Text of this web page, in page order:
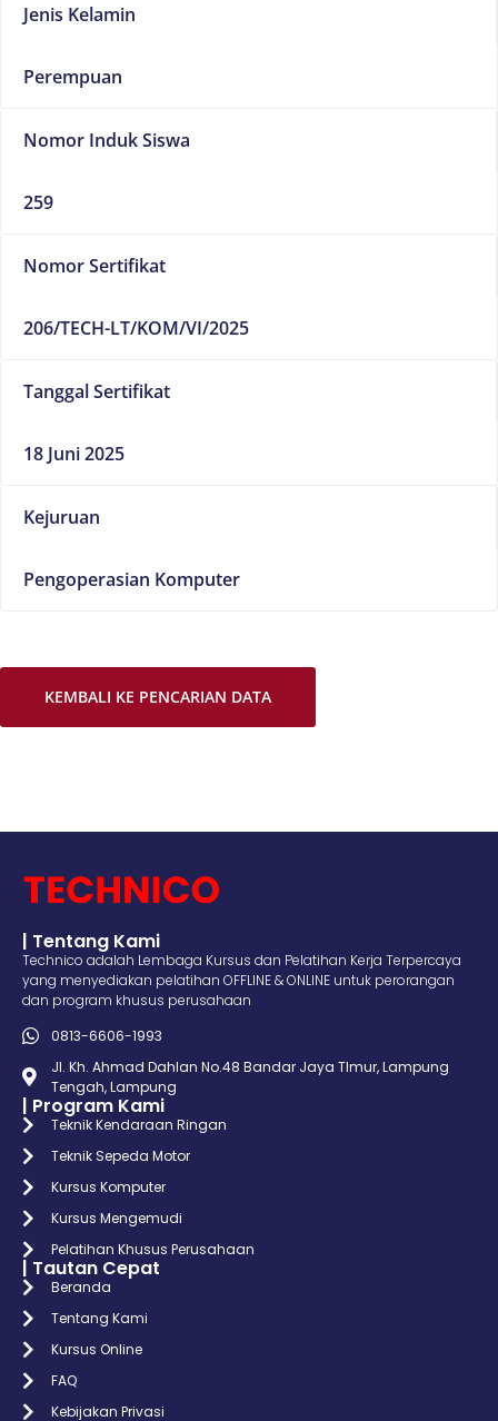
Jenis Kelamin
Perempuan
Nomor Induk Siswa
259
Nomor Sertifikat
206/TECH-LT/KOM/VI/2025
Tanggal Sertifikat
18 Juni 2025
Kejuruan
Pengoperasian Komputer
KEMBALI KE PENCARIAN DATA
| Tentang Kami
Technico adalah Lembaga Kursus dan Pelatihan Kerja Terpercaya
yang menyediakan pelatihan OFFLINE & ONLINE untuk perorangan
dan program khusus perusahaan
0813-6606-1993
Jl. Kh. Ahmad Dahlan No.48 Bandar Jaya TImur, Lampung
Tengah, Lampung
| Program Kami
Teknik Kendaraan Ringan
Teknik Sepeda Motor
Kursus Komputer
Kursus Mengemudi
Pelatihan Khusus Perusahaan
| Tautan Cepat
Beranda
Tentang Kami
Kursus Online
FAQ
Kebijakan Privasi